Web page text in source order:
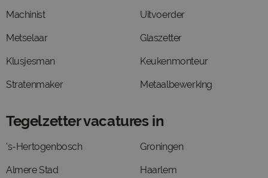
Machinist
Metselaar
Klusjesman
Stratenmaker
Uitvoerder
Glaszetter
Keukenmonteur
Metaalbewerking
Tegelzetter vacatures in
's-Hertogenbosch
Almere Stad
Groningen
Haarlem